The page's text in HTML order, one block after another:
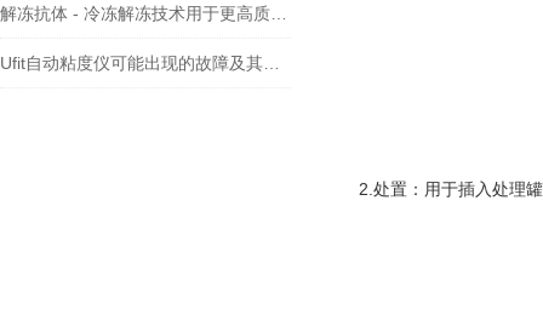
2.处置：用于插入处理